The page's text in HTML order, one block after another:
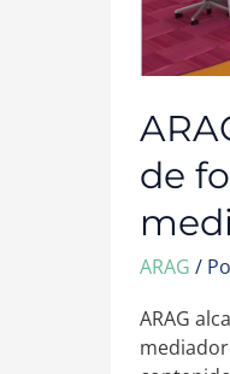
de
ARAG /
ARAG